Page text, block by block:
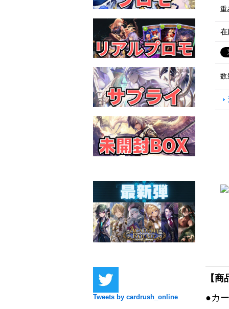
Tweets by cardrush_online
重
在
数
【
●カ